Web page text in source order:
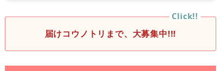
届けコウノトリまで、大募集中!!!